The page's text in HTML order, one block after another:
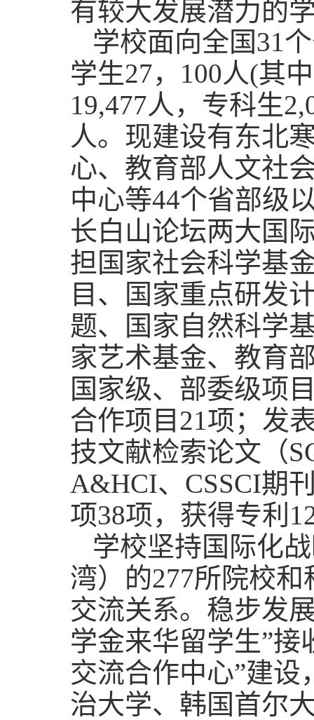
有较大发展潜力的
学校面向全国31
学生27，100人(其
19,477人，专科生
人。现建设有东北
心、教育部人文社
中心等44个省部级
长白山论坛两大国
担国家社会科学基
目、国家重点研发
题、国家自然科学
家艺术基金、教育
国家级、部委级项
合作项目21项；发
技文献检索论文（
A&HCI、CSSCI期
项38项，获得专利
学校坚持国际化
湾）的277所院校
交流关系。稳步发
学金来华留学生”接
交流合作中心”建
治大学、韩国首尔